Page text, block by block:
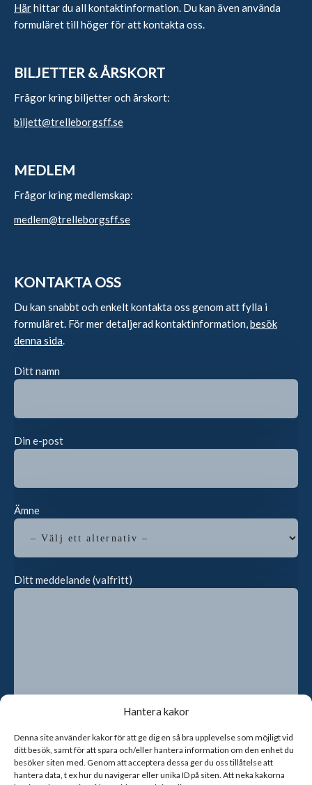
Hantera kakor
Denna site använder kakor för att ge dig en så bra upplevelse som möjligt vid
ditt besök, samt för att spara och/eller hantera information om den enhet du
besöker siten med. Genom att acceptera dessa ger du oss tillåtelse att
hantera data, t ex hur du navigerar eller unika ID på siten. Att neka kakorna
Härhittar du all kontaktinformation. Du kan även använda
formuläret till höger för att kontakta oss.
BILJETTER & ÅRSKORT
Frågor kring biljetter och årskort:
biljett@trelleborgsff.se
MEDLEM
Frågor kring medlemskap:
medlem@trelleborgsff.se
KONTAKTA OSS
Du kan snabbt och enkelt kontakta oss genom att fylla i
formuläret. För mer detaljerad kontaktinformation,besök
denna sida.
Ditt namn
Din e-post
Ämne
Ditt meddelande (valfritt)
Genom att kryssa i rutan godkänner du att vi sparar dina
kontaktuppgifter